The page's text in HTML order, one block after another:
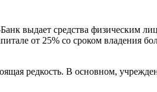
выдает средства физическим
от 25% со сроком владения
редкость. В основном,